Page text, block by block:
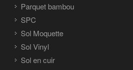
Parquet bambou
SPC
Sol Moquette
Sol Vinyl
Sol en cuir